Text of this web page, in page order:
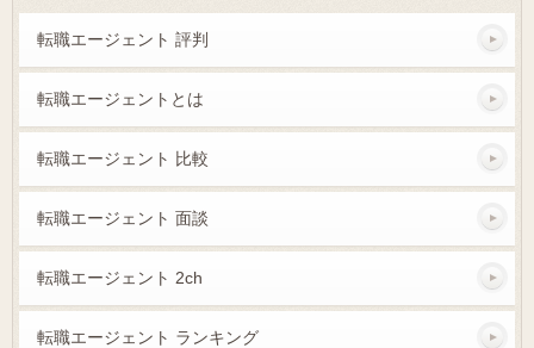
転職エージェント 評判
転職エージェントとは
転職エージェント 比較
転職エージェント 面談
転職エージェント 2ch
転職エージェント ランキング